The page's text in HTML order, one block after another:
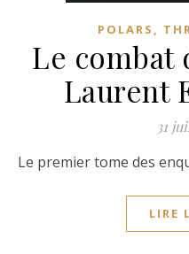
POLARS,
Le combat
Laurent
31
Le premier tome des
LIRE